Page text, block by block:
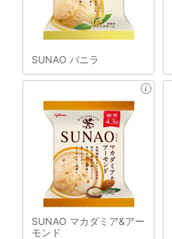
SUNAO バニラ
SUNAO マカダミア&アー
モンド